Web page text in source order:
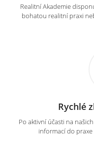
Realitní Akademie
bohatou realitní praxi
Rychlé
Po aktivní účasti na
informací do praxe